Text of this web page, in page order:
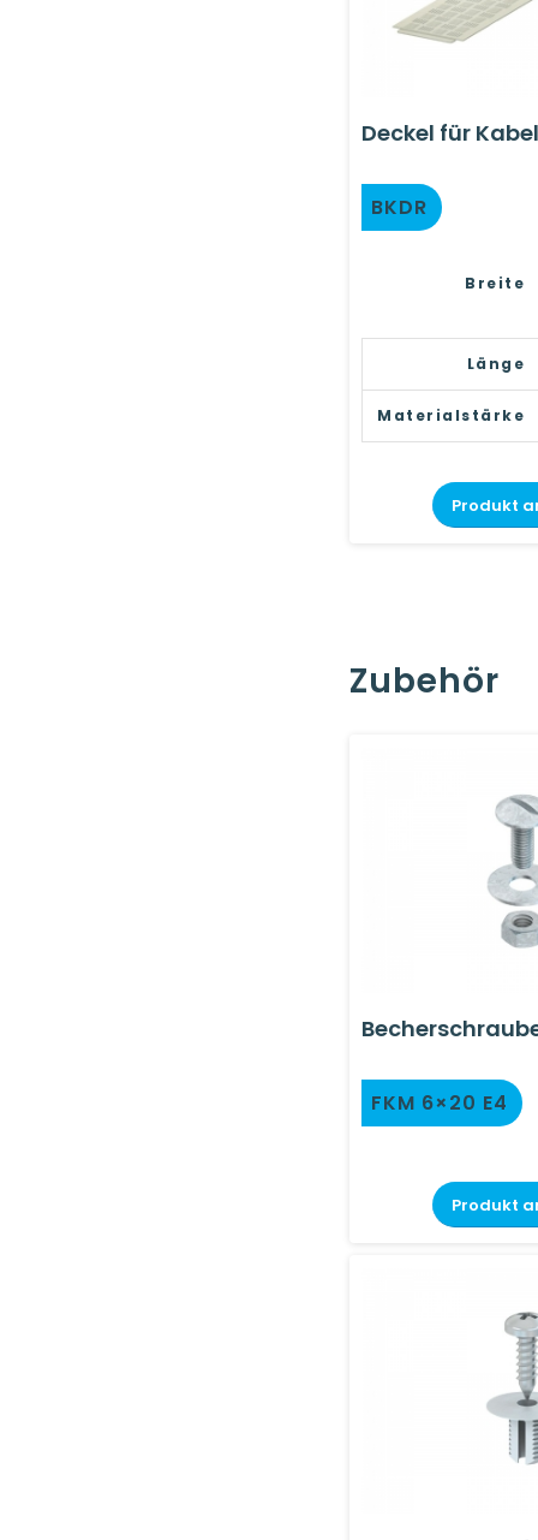
Deckel für
BKDR
Breite
Länge
Materialstärke
Produkt
Zubehör
FKM 6×20 E4
Produkt